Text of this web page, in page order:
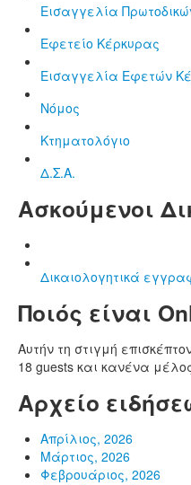
Εισαγγελία
Εφετείο Κέρκυρας
Εισαγγελία Εφετών
Νόμος
Κτηματολόγιο
Δ.Σ.Α.
Ασκούμενοι
Δικαιολογητικά
Ποιός είναι
Αυτήν τη στιγμή
18 guests και κανένα
Αρχείο
Απρίλιος, 2026
Μάρτιος, 2026
Φεβρουάριος, 2026